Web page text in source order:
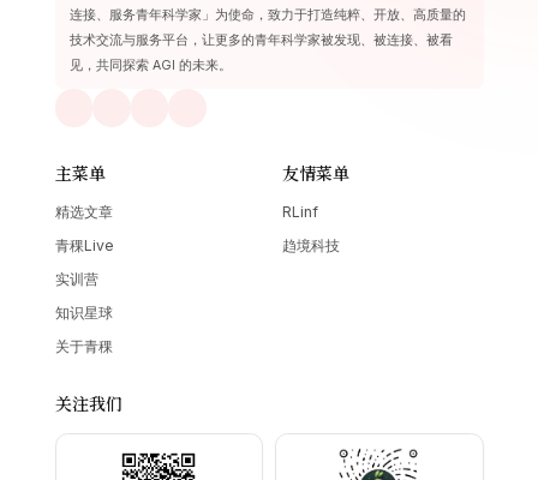
连接、服务青年科学家」为使命，致力于打造纯粹、开放、高质量的
技术交流与服务平台，让更多的青年科学家被发现、被连接、被看
见，共同探索 AGI 的未来。
主菜单
精选文章
青稞Live
实训营
知识星球
关于青稞
友情菜单
RLinf
趋境科技
关注我们